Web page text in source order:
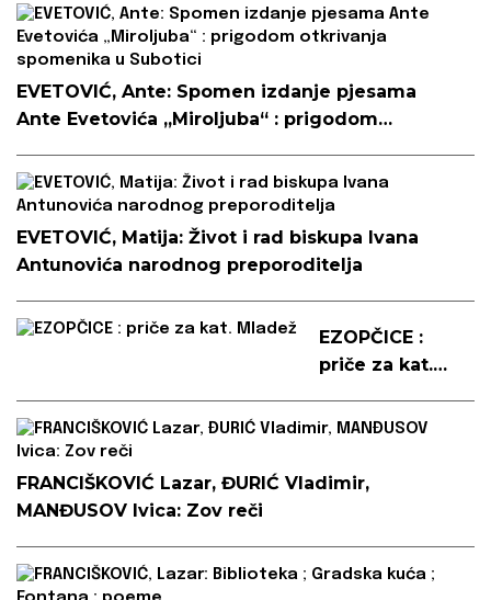
EVETOVIĆ, Ante: Spomen izdanje pjesama
Ante Evetovića „Miroljuba“ : prigodom
EVETOVIĆ, Matija: Život i rad biskupa Ivana
Antunovića narodnog preporoditelja
EZOPČICE :
priče za kat.
FRANCIŠKOVIĆ Lazar, ĐURIĆ Vladimir,
MANĐUSOV Ivica: Zov reči